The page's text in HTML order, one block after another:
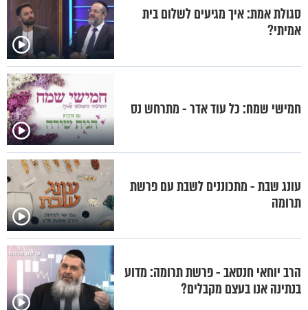
סגולת אמת: איך מגיעים לשלום בית
אמיתי?
חמישי שמח: כל עוד אדר - מתרחש נס
עונג שבת - מתכוננים לשבת עם פרשת
תרומה
הרב יוחאי חנסאב - פרשת תרומה: מדוע
בנתינה אנו בעצם מקבלים?